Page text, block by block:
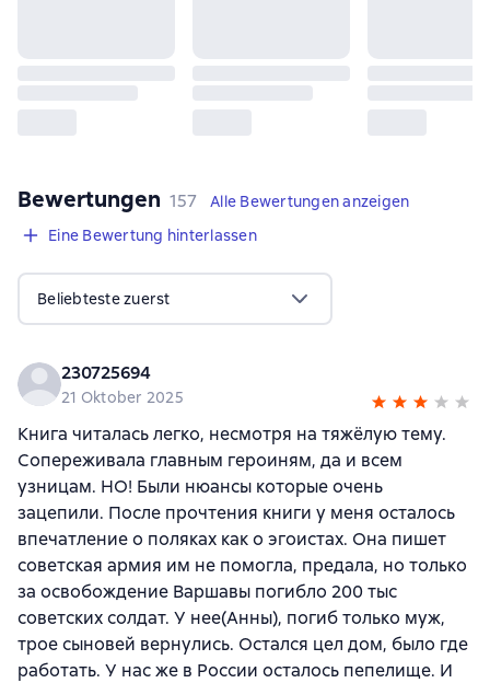
Bewertungen 157 Bewertungen
157
Alle Bewertungen anzeigen
Eine Bewertung hinterlassen
Beliebteste zuerst
230725694
21 Oktober 2025
Книга читалась легко, несмотря на тяжёлую тему.
Сопереживала главным героиням, да и всем
узницам. НО! Были нюансы которые очень
зацепили. После прочтения книги у меня осталось
впечатление о поляках как о эгоистах. Она пишет
советская армия им не помогла, предала, но только
за освобождение Варшавы погибло 200 тыс
советских солдат. У нее(Анны), погиб только муж,
трое сыновей вернулись. Остался цел дом, было где
работать. У нас же в России осталось пепелище. И